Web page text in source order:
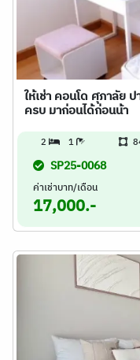
ให้เช่า คอนโด ศุภาลัย
ครบ มาก่อนได้ก่อนน้า
2 1
SP25-0068
ค่าเช่าบาท/เดือน
17,000.-